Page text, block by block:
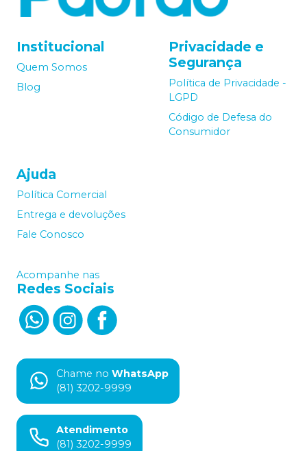
Institucional
Quem Somos
Blog
Privacidade e
Segurança
Política de Privacidade -
LGPD
Código de Defesa do
Consumidor
Ajuda
Política Comercial
Entrega e devoluções
Fale Conosco
Acompanhe nas
Redes Sociais
Chame no WhatsApp
(81) 3202-9999
Atendimento
(81) 3202-9999